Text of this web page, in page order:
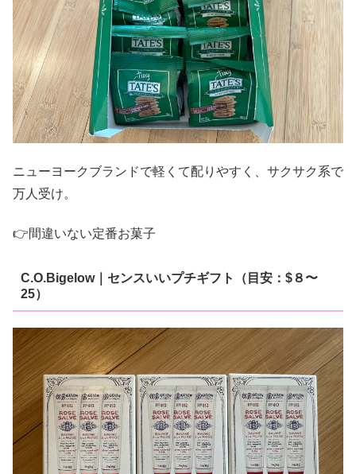
ニューヨークブランドで軽くて配りやすく、サクサク系で
万人受け。
👉間違いない定番お菓子
C.O.Bigelow｜センスいいプチギフト（目安：$８〜
25）